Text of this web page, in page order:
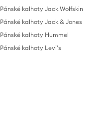
Pánské kalhoty Jack Wolfskin
Pánské kalhoty Jack & Jones
Pánské kalhoty Hummel
Pánské kalhoty Levi's